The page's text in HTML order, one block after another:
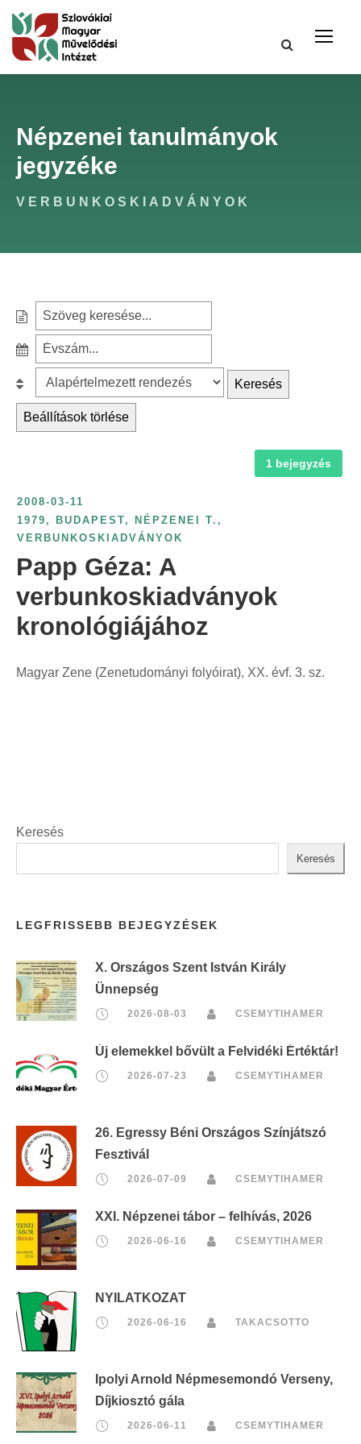
Népzenei tanulmányok
jegyzéke
VERBUNKOSKIADVÁNYOK
e
c
h
:
z
é
v
s
z
á
s
z
r
e
s
l
á
:
Keresés
Beállítások törlése
1 bejegyzés
2008-03-11
1979 , BUDAPEST, NÉPZENEI T. ,
VERBUNKOSKIADVÁNYOK
Papp Géza: A
verbunkoskiadványok
kronológiájához
Magyar Zene (Zenetudományi folyóirat), XX. évf. 3. sz.
Keresés
Keresés
LEGFRISSEBB BEJEGYZÉSEK
X. Országos Szent István Király
Ünnepség
2026-08-03 CSEMYTIHAMER
Új elemekkel bővült a Felvidéki Értéktár!
2026-07-23 CSEMYTIHAMER
26. Egressy Béni Országos Színjátszó
Fesztivál
2026-07-09 CSEMYTIHAMER
XXI. Népzenei tábor – felhívás, 2026
2026-06-16 CSEMYTIHAMER
NYILATKOZAT
2026-06-16 TAKACSOTTO
Ipolyi Arnold Népmesemondó Verseny,
Díjkiosztó gála
2026-06-11 CSEMYTIHAMER